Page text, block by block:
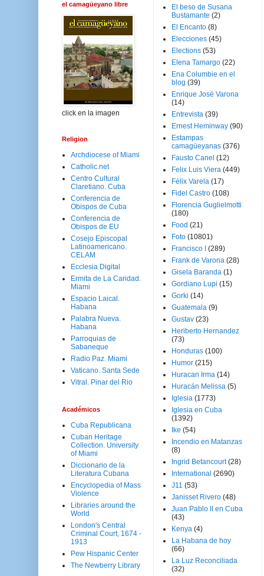
el camagüeyano libre
click en la imagen
Religion
Archdiocese of Miami
Catholic.net
Centro Cultural
Claretiano. Cuba
Conferencia de
Obispos de Cuba
Conferencia de
Obispos de EU
Cosejo Episcopal
Latinoamericano.
CELAM
Ecclesia Digital
Ermita de La Caridad.
Miami
Espacio Laical.
Habana
Palabra Nueva.
Habana
Parroquias de
Sabaneque
Radio Paz. Miami
Vaticano. Santa Sede
Vitral. Pinar del Rio
Académicos
Cuba Republicana
Cuban Heritage
Collection. University
of Miami
Diccionario de la
Literatura Cubana
Encyclopedia of Mass
Violence
Libraries around the
World
London's Central
Criminal Court, 1674 -
1913
Pew Hispanic Center
The Newberry Library
El beso de Susana
Bustamante (2)
El Encanto (8)
Elecciones (45)
Elections (53)
Elena Tamargo (22)
Ena Columbie en el
blog (39)
Enrique José Varona
(14)
Entrevista (39)
Ernest Heminway (90)
Estampas
camagüeyanas (376)
Fausto Canel (12)
Felix Luis Viera (449)
Félix Varela (17)
Fidel Castro (108)
Florencia Guglielmotti
(180)
Food (21)
Foto (10801)
Francisco I
(289)
Frank de Varona (28)
Gisela Baranda (1)
Gordiano Lupi (15)
Gorki (14)
Guatemala (9)
Gustav (23)
Heriberto Hernandez
(73)
Honduras (100)
Humor (215)
Huracan Irma (14)
Huracán Melissa (5)
Iglesia (1773)
Iglesia en Cuba
(1392)
Ike (54)
Incendio en Matanzas
(8)
Ingrid Betancourt (28)
International (2690)
J11 (53)
Janisset Rivero (48)
Juan Pablo II en Cuba
(43)
Kenya (4)
La Habana de hoy
(66)
La Luz Reconciliada
(32)